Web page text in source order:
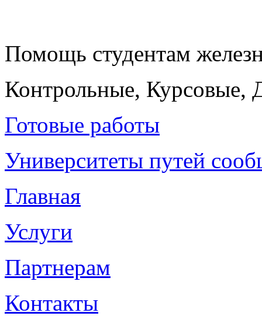
Помощь студентам
Контрольные, Курсовые,
Готовые работы
Университеты путей
Главная
Услуги
Партнерам
Контакты